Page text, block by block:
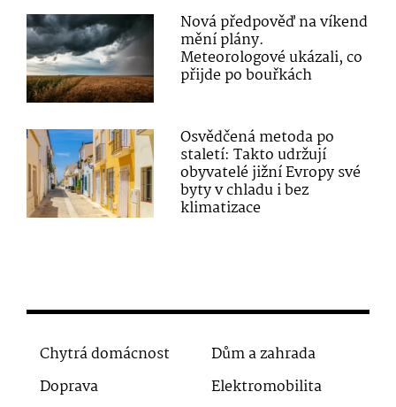
Nová předpověď na víkend
mění plány.
Meteorologové ukázali, co
přijde po bouřkách
Osvědčená metoda po
staletí: Takto udržují
obyvatelé jižní Evropy své
byty v chladu i bez
klimatizace
Chytrá domácnost
Dům a zahrada
Doprava
Elektromobilita